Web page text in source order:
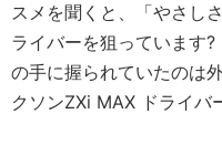
スメを聞くと、「やさし
ライバーを狙っています
の手に握られていたのは
クソンZXi MAX ドライバ